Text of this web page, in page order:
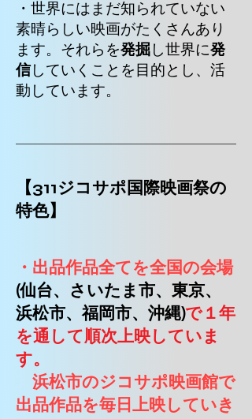
・世界にはまだ知られていない
素晴らしい映画がたくさんあり
ます。それらを発掘 し世界に発
信していくことを目的とし、活
動しています。
【311ジコサポ国際映画祭の
特色】
・出品作品全てを全国の会場
(仙台、さいたま市、東京、
浜松市、福岡市、沖縄)で１年
を通して順次上映していま
す。
浜松市のジコサポ映画館で
出品作品を毎日上映していき